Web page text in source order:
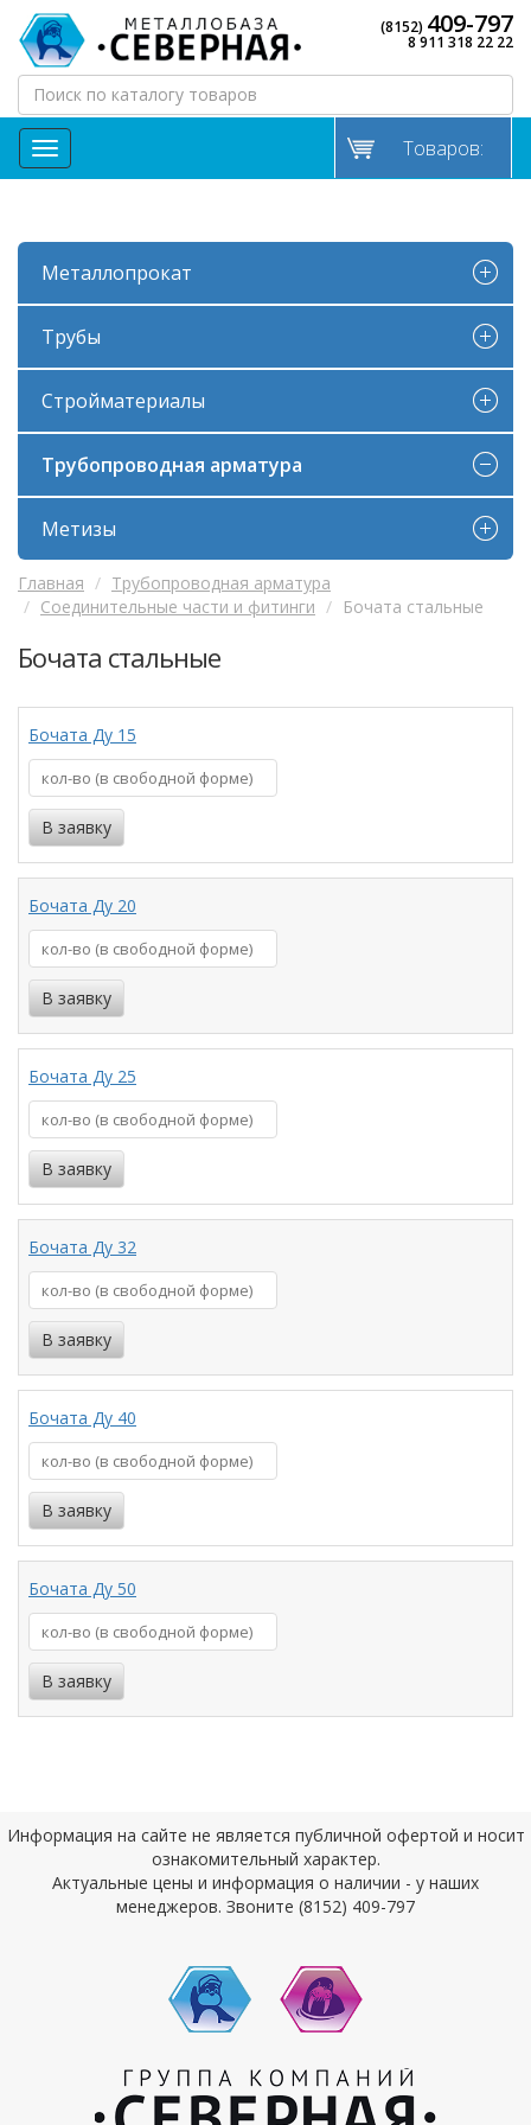
(8152) 409-797
8 911 318 22 22
МЕНЮ Товаров:
Металлопрокат
Трубы
Стройматериалы
Трубопроводная арматура
Метизы
Главная
Трубопроводная арматура
Соединительные части и фитинги
Бочата стальные
Бочата стальные
Бочата Ду 15
Бочата Ду 20
Бочата Ду 25
Бочата Ду 32
Бочата Ду 40
Бочата Ду 50
Информация на сайте не является публичной офертой и носит
ознакомительный характер.
Актуальные цены и информация о наличии - у наших
менеджеров. Звоните (8152) 409-797